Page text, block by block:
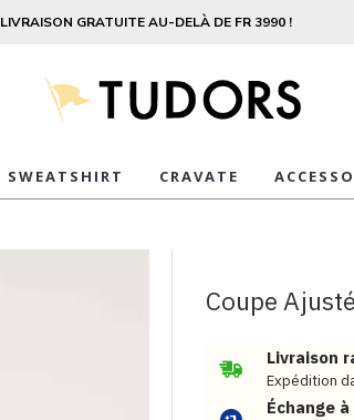
LIVRAISON GRATUITE AU-DELÀ DE FR 3990 !
SWEATSHIRT CRAVATE
Coupe
Livraison
Expédition
Échange